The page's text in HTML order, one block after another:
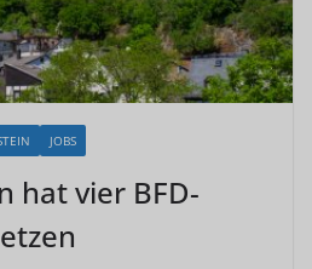
JOBS
hat vier BFD-